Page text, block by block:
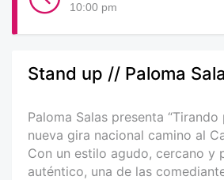
10:00 pm
Stand up // Paloma
Paloma Salas presenta “Tirando
nueva gira nacional camino al
Con un estilo agudo, cercano y
auténtico, una de las